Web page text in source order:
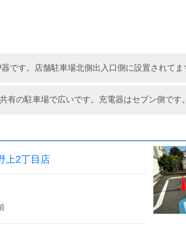
有の駐車場で広いです。充電器はセブン側です。
上2丁目店